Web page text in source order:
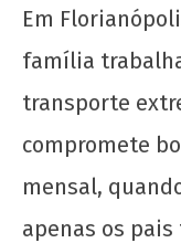
6 de
janeiro
de
2017
admin
Em
família
transporte
compromete
mensal,
apenas os